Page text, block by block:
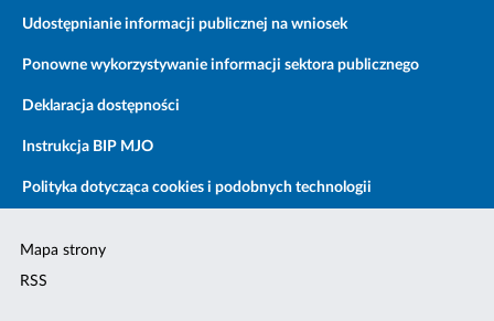
Udostępnianie informacji publicznej na wniosek
Ponowne wykorzystywanie informacji sektora publicznego
Deklaracja dostępności
Instrukcja BIP MJO
Polityka dotycząca cookies i podobnych technologii
Mapa strony
RSS